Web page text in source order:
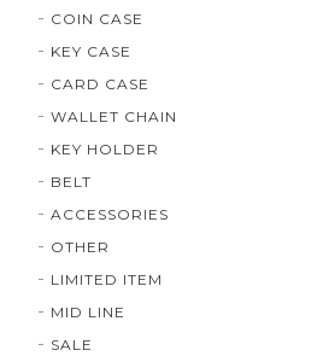
COIN CASE
KEY CASE
CARD CASE
WALLET CHAIN
KEY HOLDER
BELT
ACCESSORIES
OTHER
LIMITED ITEM
MID LINE
SALE